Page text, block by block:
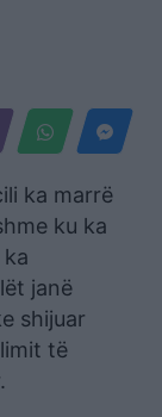
ka marrë
ku ka
janë
shijuar
të